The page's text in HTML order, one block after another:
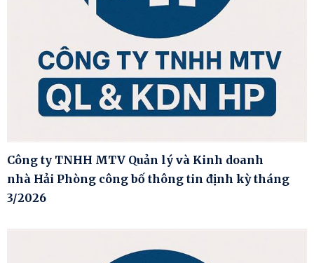
Công ty TNHH MTV Quản lý và Kinh doanh
nhà Hải Phòng công bố thông tin định kỳ tháng
3/2026